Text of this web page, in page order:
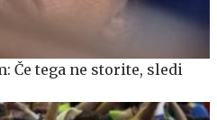
Če tega ne storite, sledi